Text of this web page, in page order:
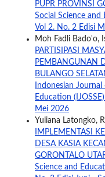
PUPR PROVINSI
Social Science and
Vol 2. No. 2 Edisi
Moh Fadli Bado'o,
PARTISIPASI
PEMBANGUNAN
BULANGO
Indonesian
Education
Mei 2026
Yuliana Latongko,
IMPLEMENTASI
DESA KASIA
GORONTALO
Science and